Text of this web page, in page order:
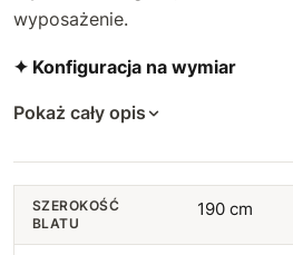
wyposażenie.
✦ Konfiguracja na wymiar
Pokaż cały opis
SZEROKOŚĆ
BLATU
190 cm